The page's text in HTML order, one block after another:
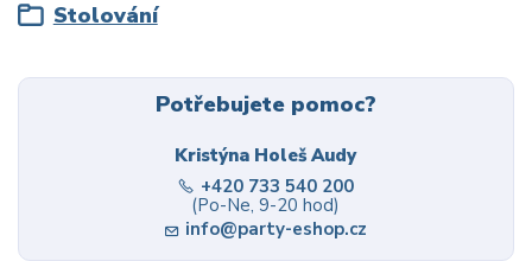
Stolování
Potřebujete pomoc?
Kristýna Holeš Audy
+420 733 540 200
(Po-Ne, 9-20 hod)
info@party-eshop.cz